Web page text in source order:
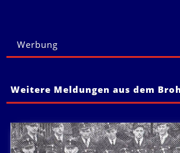
Werbung
Weitere Meldungen aus dem